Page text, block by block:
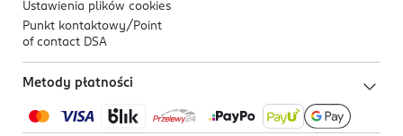
Ustawienia plików cookies
Punkt kontaktowy/ Point
of contact DSA
Metody płatności